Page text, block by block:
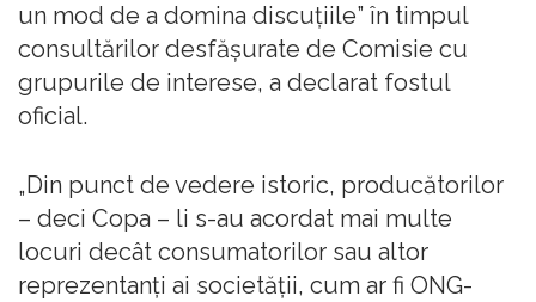
un mod de a domina discuțiile” în timpul
consultărilor desfășurate de Comisie cu
grupurile de interese, a declarat fostul
oficial.
„Din punct de vedere istoric, producătorilor
– deci Copa – li s-au acordat mai multe
locuri decât consumatorilor sau altor
reprezentanți ai societății, cum ar fi ONG-